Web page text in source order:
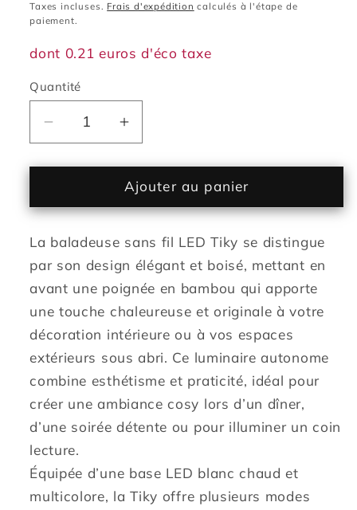
Taxes incluses. Frais d'expédition calculés à l'étape de
paiement.
dont 0.21 euros d'éco taxe
Quantité
Réduire
la
quantité
Lanterne
fil
poignée
bambou
blanc
chaud/multicolore
dimmable
TIKY
H27cm
Augmenter
la
quantité
de
Lanterne
fil
poignée
bambou
LED
blanc
chaud/multicolore
dimmable
TIKY
H27cm
Ajouter au panier
La baladeuse sans fil LED Tiky se distingue
par son design élégant et boisé, mettant en
avant une poignée en bambou qui apporte
une touche chaleureuse et originale à votre
décoration intérieure ou à vos espaces
extérieurs sous abri. Ce luminaire autonome
combine esthétisme et praticité, idéal pour
créer une ambiance cosy lors d’un dîner,
d’une soirée détente ou pour illuminer un coin
lecture.
Équipée d’une base LED blanc chaud et
multicolore, la Tiky offre plusieurs modes